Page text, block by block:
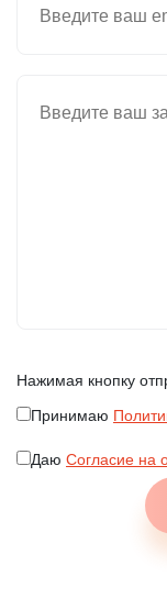
Нажимая кнопку
Принимаю
Даю Согласие на